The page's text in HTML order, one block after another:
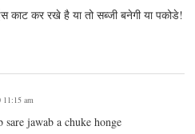
कर रखे है या तो सब्जी बनेगी या पकोडे!
11:15 am
jawab a chuke honge